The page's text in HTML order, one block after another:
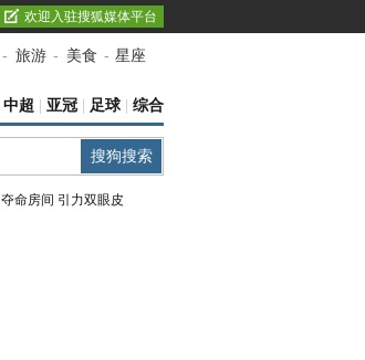
欢迎入驻搜狐媒体平台
- 旅游 - 美食 - 星座
中超 亚冠 足球 综合
夺命房间 引力双眼皮